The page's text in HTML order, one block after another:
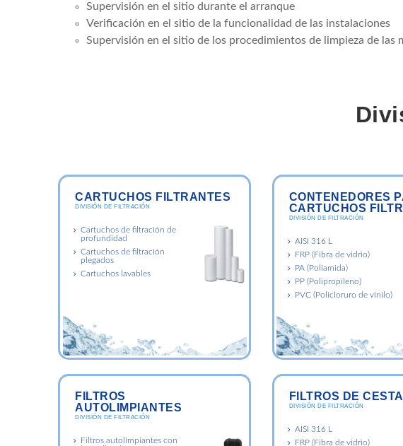
Supervisión en el sitio durante el arranque
Verificación en el sitio de la funcionalidad de las instalaciones
Supervisión en el sitio de los procedimientos de limpieza de las
CARTUCHOS FILTRANTES
DIVISIÓN DE FILTRACIÓN
Cartuchos de filtración de
profundidad
Cartuchos de filtración
plegados
Cartuchos lavables
CONTENEDORES
CARTUCHOS
DIVISIÓN DE FILTRACIÓN
AISI 316 L
FRP (Fibra de vidrio)
PA (Poliamida)
PP (Polipropileno)
PVC (Policloruro de vinilo)
FILTROS
AUTOLIMPIANTES
DIVISIÓN DE FILTRACIÓN
Filtros autolimpiantes con
FILTROS DE CESTA
DIVISIÓN DE FILTRACIÓN
AISI 316 L
FRP (Fibra de vidrio)